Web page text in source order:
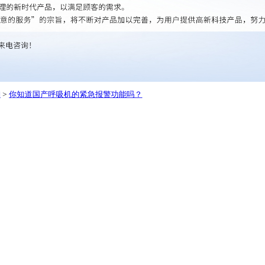
> 你知道国产呼吸机的紧急报警功能吗？